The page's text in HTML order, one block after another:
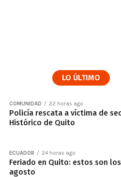
LO ÚLTIMO
COMUNIDAD 22 horas ago
Policía rescata a víctima de
Histórico de Quito
ECUADOR 24 horas ago
Feriado en Quito: estos son
agosto